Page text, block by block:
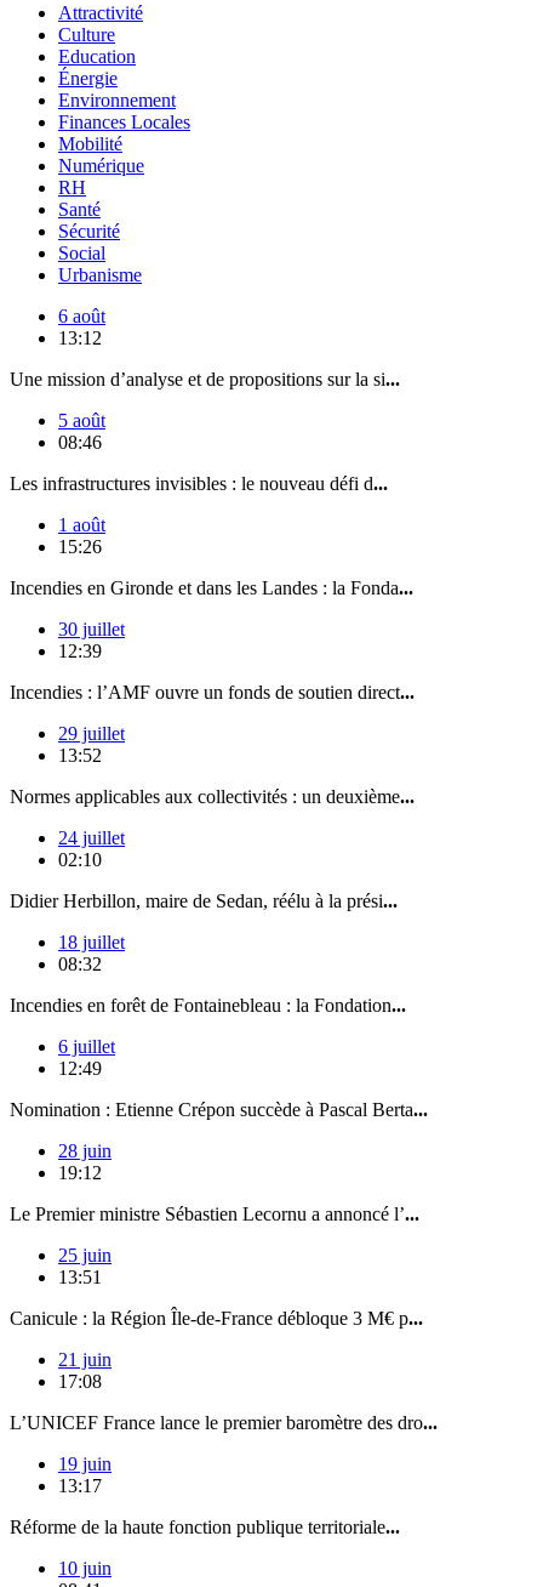
Attractivité
Culture
Education
Énergie
Environnement
Finances Locales
Mobilité
Numérique
RH
Santé
Sécurité
Social
Urbanisme
6 août
13:12
Une mission d’analyse et de propositions sur la si...
5 août
08:46
Les infrastructures invisibles : le nouveau défi d...
1 août
15:26
Incendies en Gironde et dans les Landes : la Fonda...
30 juillet
12:39
Incendies : l’AMF ouvre un fonds de soutien direct...
29 juillet
13:52
Normes applicables aux collectivités : un deuxième...
24 juillet
02:10
Didier Herbillon, maire de Sedan, réélu à la prési...
18 juillet
08:32
Incendies en forêt de Fontainebleau : la Fondation...
6 juillet
12:49
Nomination : Etienne Crépon succède à Pascal Berta...
28 juin
19:12
Le Premier ministre Sébastien Lecornu a annoncé l’...
25 juin
13:51
Canicule : la Région Île-de-France débloque 3 M€ p...
21 juin
17:08
L’UNICEF France lance le premier baromètre des dro...
19 juin
13:17
Réforme de la haute fonction publique territoriale...
10 juin